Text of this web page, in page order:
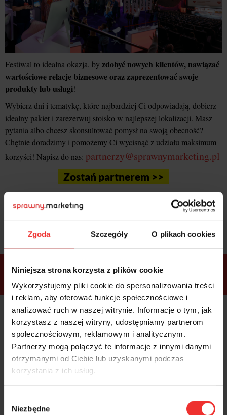
Zgoda Szczegóły O plikach cookies
Niniejsza strona korzysta z plików cookie
Wykorzystujemy pliki cookie do spersonalizowania treści
i reklam, aby oferować funkcje społecznościowe i
analizować ruch w naszej witrynie. Informacje o tym, jak
korzystasz z naszej witryny, udostępniamy partnerom
społecznościowym, reklamowym i analitycznym.
Partnerzy mogą połączyć te informacje z innymi danymi
otrzymanymi od Ciebie lub uzyskanymi podczas
korzystania z ich usług.
zgody
Niezbędne
Festiwal to idealna okazja, by zdobyć nowych klientów, nawiązać
wartościowe relacje biznesowe oraz zaprezentować swoje
produkty lub usługi!
Wybierz dni i tematykę, które najbardziej Ci odpowiadają, dobierz
idealny pakiet i zarezerwuj stoisko w najlepszej lokalizacji. Masz
pytania albo chcesz skonsultować pomysł na swoją obecność?
Chętnie doradzimy i pomożemy Ci wycisnąć z udziału maksimum
korzyści! Napisz do nas: partnerzy@sprawnymarketing.pl
Zostań partnerem >>
Sprawdź bonusyi wybierz bilet
ramach
pakietów
VIP Premium
Kolacja z prelegentami i before
party (Hotel Sheraton, 27.10) tylko
w bilecie ALLPASS VIP
Dedykowana strefa VIP z
możliwością networkingu z
prelegentami i wystawcami w
komfortowych warunkach
Materiały video z poprzedniej
edycji konferencji
WARTOŚĆ: 1970 zł
WARTOŚĆ: 1970 zł